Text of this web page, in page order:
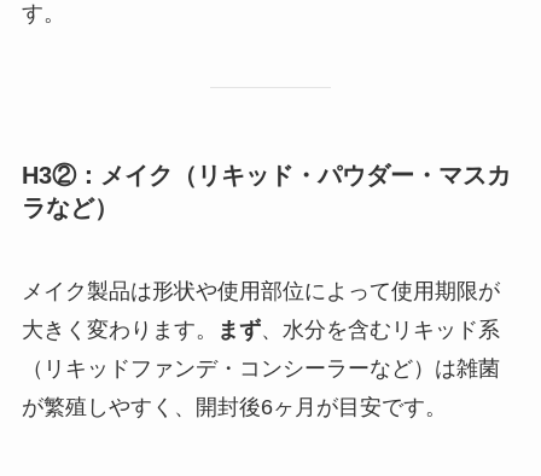
す。
H3②：メイク（リキッド・パウダー・マスカ
ラなど）
メイク製品は形状や使用部位によって使用期限が
大きく変わります。
まず、水分を含むリキッド系
（リキッドファンデ・コンシーラーなど）は雑菌
が繁殖しやすく、開封後6ヶ月が目安です。